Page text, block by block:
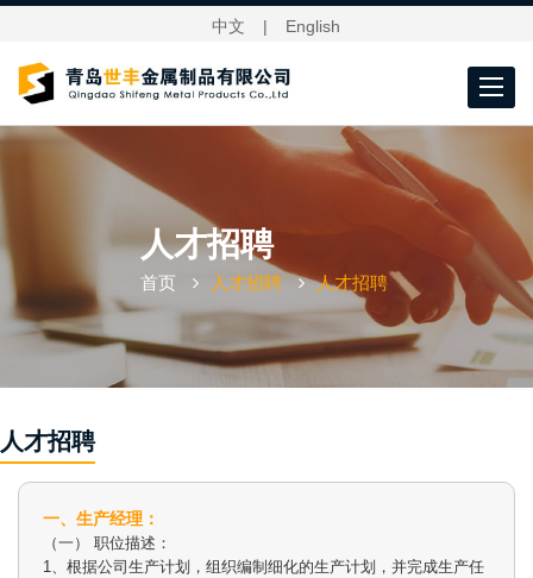
中文 | English
Toggle
人才招聘
首页 人才招聘 人才招聘
人才招聘
一、生产经理：
（一） 职位描述：
1、根据公司生产计划，组织编制细化的生产计划，并完成生产任